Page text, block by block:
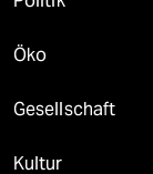
Öko
Gesellschaft
Kultur